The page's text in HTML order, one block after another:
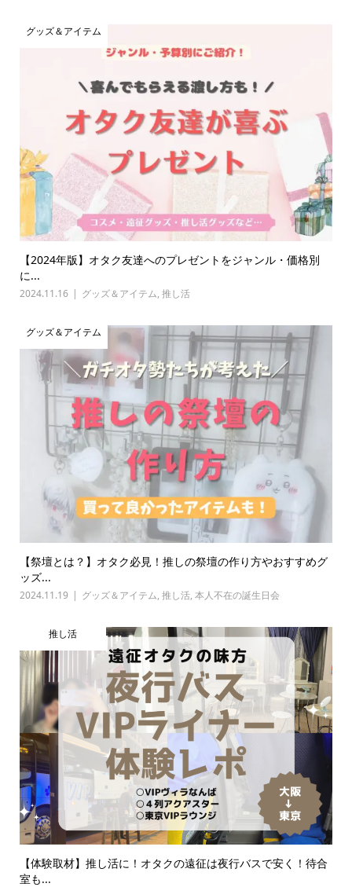
グッズ＆アイテム
【2024年版】オタク友達へのプレゼントをジャンル・価格別
に...
2024.11.16 グッズ＆アイテム, 推し活
グッズ＆アイテム
【祭壇とは？】オタク必見！推しの祭壇の作り方やおすすめグ
ッズ...
2024.11.19 グッズ＆アイテム, 推し活, 本人不在の誕生日会
推し活
【体験取材】推し活に！オタクの遠征は夜行バスで安く！待合
室も...